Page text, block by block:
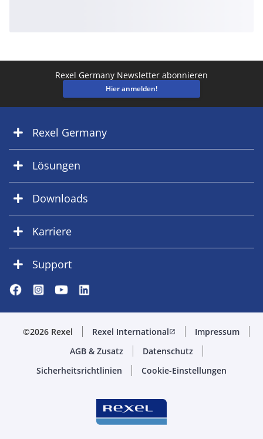
Rexel Germany Newsletter abonnieren
Hier anmelden!
Rexel Germany
Lösungen
Downloads
Karriere
Support
©2026 Rexel Rexel Internationalopen_in_new
Impressum
AGB & Zusatz
Datenschutz
Sicherheitsrichtlinien
Cookie-Einstellungen